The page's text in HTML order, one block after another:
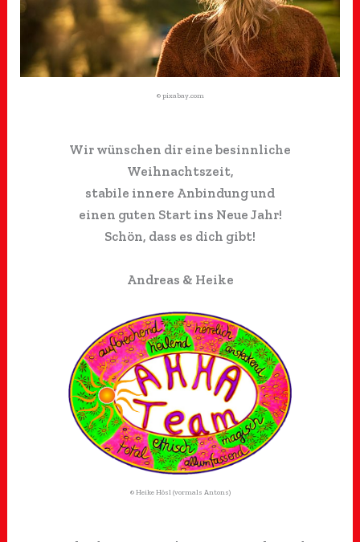
© pixabay.com
Wir wünschen dir eine besinnliche
Weihnachtszeit,
stabile innere Anbindung und
einen guten Start ins Neue Jahr!
Schön, dass es dich gibt!
Andreas & Heike
© Heike Hösl (vormals Antons)